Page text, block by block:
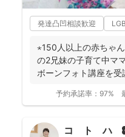
発達凸凹相談歓迎
⋆150人以上の赤ちゃ
の2兄妹の子育て中マ
ボーンフォト講座を
予約承諾率： 97%
コ ト ハ